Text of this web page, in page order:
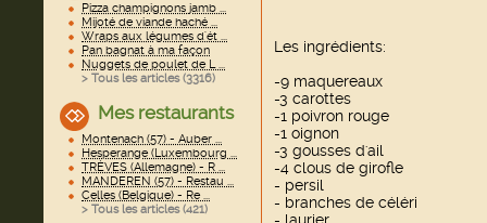
Pizza champignons jamb ...
Mijoté de viande haché ...
Wraps aux légumes d'ét ...
Pan bagnat à ma façon
Nuggets de poulet de L ...
> Tous les articles (3316)
Mes restaurants
Montenach (57) - Auber ...
Hesperange (Luxembourg ...
TRÈVES (Allemagne) - R ...
MANDEREN (57) - Restau ...
Celles (Belgique) - Re ...
> Tous les articles (421)
Les ingrédients:
-9 maquereaux
-3 carottes
-1 poivron rouge
-1 oignon
-3 gousses d'ail
-4 clous de girofle
- persil
- branches de céléri